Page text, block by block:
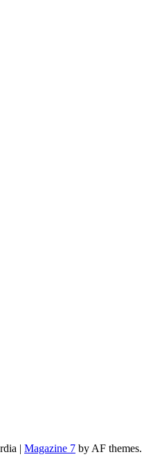
| Magazine 7 by AF themes.